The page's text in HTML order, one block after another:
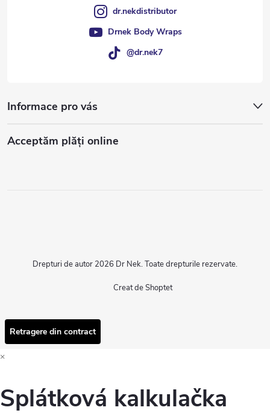
dr.nekdistributor
Drnek Body Wraps
@dr.nek7
Informace pro vás
Acceptăm plăţi online
Creat de Shoptet
Drepturi de autor 2026 Dr Nek. Toate drepturile rezervate.
Retragere din contract
×
Splátková kalkulačka